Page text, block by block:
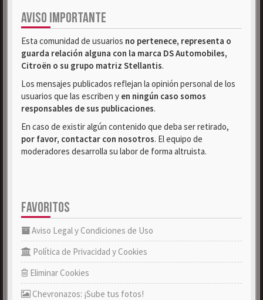
AVISO IMPORTANTE
Esta comunidad de usuarios no pertenece, representa o
guarda relación alguna con la marca DS Automobiles,
Citroën o su grupo matriz Stellantis.
Los mensajes publicados reflejan la opinión personal de los
usuarios que las escriben y en ningún caso somos
responsables de sus publicaciones.
En caso de existir algún contenido que deba ser retirado,
por favor, contactar con nosotros. El equipo de
moderadores desarrolla su labor de forma altruista.
FAVORITOS
Aviso Legal y Condiciones de Uso
Política de Privacidad y Cookies
Eliminar Cookies
Chevronazos: ¡Sube tus fotos!